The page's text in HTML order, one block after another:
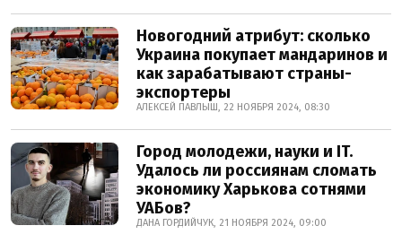
Новогодний атрибут: сколько
Украина покупает мандаринов и
как зарабатывают страны-
экспортеры
АЛЕКСЕЙ ПАВЛЫШ, 22 НОЯБРЯ 2024, 08:30
Город молодежи, науки и IT.
Удалось ли россиянам сломать
экономику Харькова сотнями
УАБов?
ДАНА ГОРДИЙЧУК, 21 НОЯБРЯ 2024, 09:00